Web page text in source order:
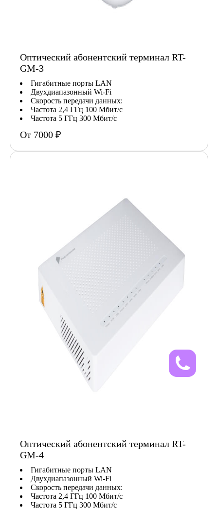
Оптический абонентский терминал RT-
GM-3
Гигабитные порты LAN
Двухдиапазонный Wi-Fi
Скорость передачи данных:
Частота 2,4 ГГц 100 Мбит/с
Частота 5 ГГц 300 Мбит/с
От 7000 ₽
Оптический абонентский терминал RT-
GM-4
Гигабитные порты LAN
Двухдиапазонный Wi-Fi
Скорость передачи данных:
Частота 2,4 ГГц 100 Мбит/с
Частота 5 ГГц 300 Мбит/с